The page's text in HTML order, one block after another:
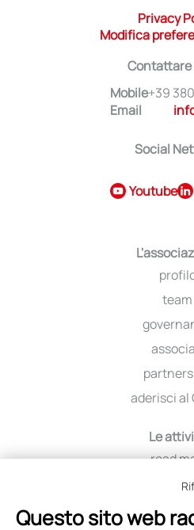
Privacy
Modifica
Contattare
Mobile+39
Email
Social
Youtube
team
aderisci al
Le
road
viaggio tra i
Questo sito web